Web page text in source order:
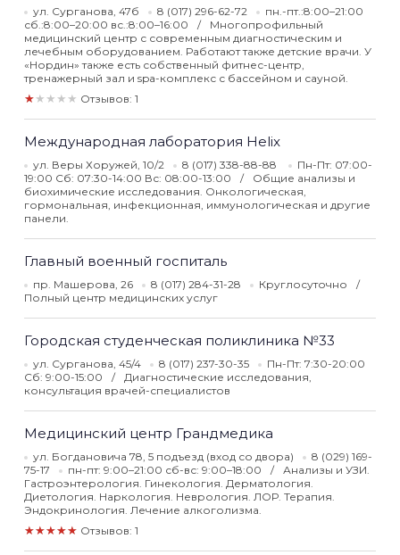
ул. Сурганова, 47б 8 (017) 296-62-72
пн.-пт.:8:00–21:00
сб.:8:00–20:00 вс.:8:00–16:00
Многопрофильный
медицинский центр с современным диагностическим и
лечебным оборудованием. Работают также детские врачи. У
«Нордин» также есть собственный фитнес-центр,
тренажерный зал и spa-комплекс с бассейном и сауной.
★★★★★ Отзывов: 1
Международная лаборатория Helix
ул. Веры Хоружей, 10/2 8 (017) 338-88-88
Пн-Пт: 07:00-
19:00 Сб: 07:30-14:00 Вс: 08:00-13:00
Общие анализы и
биохимические исследования. Онкологическая,
гормональная, инфекционная, иммунологическая и другие
панели.
Главный военный госпиталь
пр. Машерова, 26 8 (017) 284-31-28
Круглосуточно
Полный центр медицинских услуг
Городская студенческая поликлиника №33
ул. Сурганова, 45/4 8 (017) 237-30-35
Пн-Пт: 7:30-20:00
Сб: 9:00-15:00
Диагностические исследования,
консультация врачей-специалистов
Медицинский центр Грандмедика
ул. Богдановича 78, 5 подъезд (вход со двора)
8 (029) 169-
75-17
пн-пт: 9:00–21:00 сб-вс: 9:00–18:00
Анализы и УЗИ.
Гастроэнтерология. Гинекология. Дерматология.
Диетология. Наркология. Неврология. ЛОР. Терапия.
Эндокринология. Лечение алкоголизма.
★★★★★ Отзывов: 1